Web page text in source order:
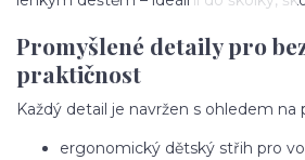
Promyšlené detaily pro
praktičnost
Každý detail je navržen s ohledem
ergonomický dětský střih pro